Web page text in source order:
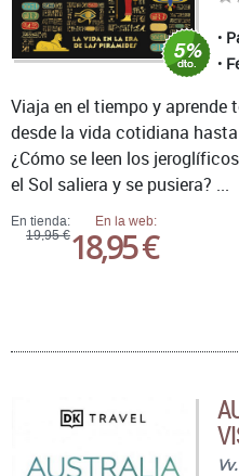
En tienda:
19,95 €
En la web:
18,95 €
Viaja en el tiempo y aprende
desde la vida cotidiana
¿Cómo se leen los
el Sol saliera y se pusiera? ...